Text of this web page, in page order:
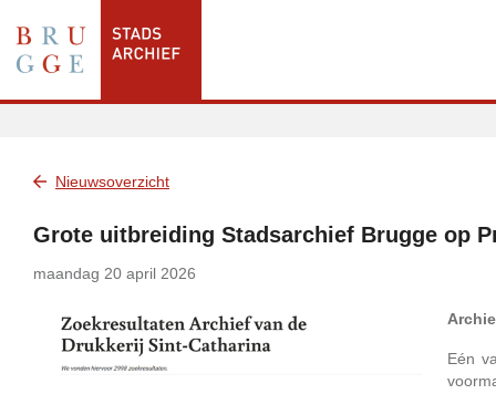
Nieuwsoverzicht
Grote uitbreiding Stadsarchief Brugge op
maandag 20 april 2026
Eén